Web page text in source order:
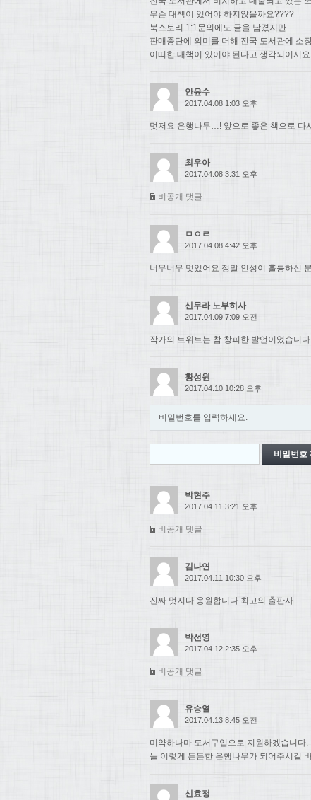
무슨 대책이 있어야 하지않을까요????
북스토리 1:1문의에도 글을 남겼지만
판매중단에 의미를 더해 전국 도서관에 소
어떠한 대책이 있어야 된다고 생각되어서요
안윤수
2017.04.08 1:03 오후
멋저요 은행나무…! 앞으로 좋은 책으로 다
최우아
2017.04.08 3:31 오후
비공개 댓글
ㅁㅇㄹ
2017.04.08 4:42 오후
너무너무 멋있어요 정말 인성이 훌륭하신
신무라 노부히사
2017.04.09 7:09 오전
작가의 트위트는 참 창피한 발언이었습니
황성원
2017.04.10 10:28 오후
비밀번호를 입력하세요.
박현주
2017.04.11 3:21 오후
비공개 댓글
김나연
2017.04.11 10:30 오후
진짜 멋지다 응원합니다.최고의 출판사 ..
박선영
2017.04.12 2:35 오후
비공개 댓글
유승열
2017.04.13 8:45 오전
미약하나마 도서구입으로 지원하겠습니다.
늘 이렇게 든든한 은행나무가 되어주시길
신효정